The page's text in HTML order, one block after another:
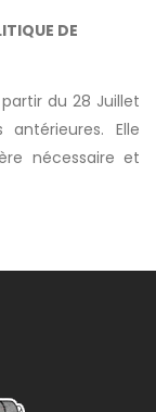
DE
du 28 Juillet
Elle
nécessaire et